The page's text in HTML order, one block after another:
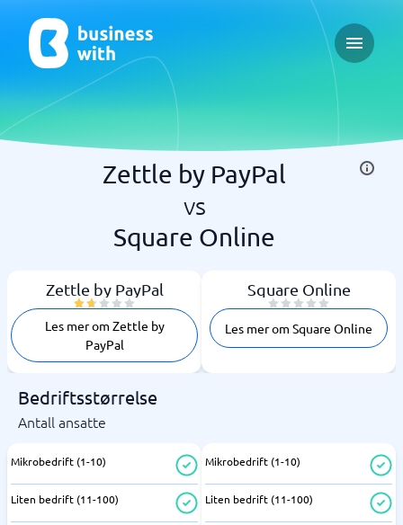
Open
Zettle by PayPal
vs
Square Online
Zettle by PayPal
Les mer om Zettle by
PayPal
Square Online
Les mer om Square Online
Bedriftsstørrelse
Antall ansatte
Mikrobedrift (1-10)
Liten bedrift (11-100)
Mikrobedrift (1-10)
Liten bedrift (11-100)